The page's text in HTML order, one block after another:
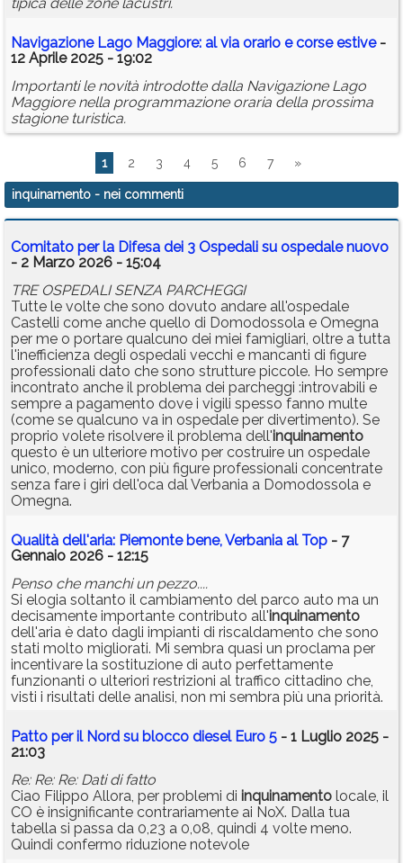
tipica delle zone lacustri.
Navigazione Lago Maggiore: al via orario e corse estive-
12 Aprile 2025 - 19:02
Importanti le novità introdotte dalla Navigazione Lago
Maggiore nella programmazione oraria della prossima
stagione turistica.
1 2 3 4 5 6 7 »
inquinamento - nei commenti
Comitato per la Difesa dei 3 Ospedali su ospedale nuovo
- 2 Marzo 2026 - 15:04
TRE OSPEDALI SENZA PARCHEGGI
Tutte le volte che sono dovuto andare all'ospedale
Castelli come anche quello di Domodossola e Omegna
per me o portare qualcuno dei miei famigliari, oltre a tutta
l'inefficienza degli ospedali vecchi e mancanti di figure
professionali dato che sono strutture piccole. Ho sempre
incontrato anche il problema dei parcheggi :introvabili e
sempre a pagamento dove i vigili spesso fanno multe
(come se qualcuno va in ospedale per divertimento). Se
proprio volete risolvere il problema dell'inquinamento
questo è un ulteriore motivo per costruire un ospedale
unico, moderno, con più figure professionali concentrate
senza fare i giri dell'oca dal Verbania a Domodossola e
Omegna.
Qualità dell'aria: Piemonte bene, Verbania al Top - 7
Gennaio 2026 - 12:15
Penso che manchi un pezzo....
Si elogia soltanto il cambiamento del parco auto ma un
decisamente importante contributo all'inquinamento
dell'aria è dato dagli impianti di riscaldamento che sono
stati molto migliorati. Mi sembra quasi un proclama per
incentivare la sostituzione di auto perfettamente
funzionanti o ulteriori restrizioni al traffico cittadino che,
visti i risultati delle analisi, non mi sembra più una priorità.
Patto per il Nord su blocco diesel Euro 5 - 1 Luglio 2025 -
21:03
Re: Re: Re: Dati di fatto
Ciao Filippo Allora, per problemi di inquinamento locale, il
CO è insignificante contrariamente ai NoX. Dalla tua
tabella si passa da 0,23 a 0,08, quindi 4 volte meno.
Quindi confermo riduzione notevole